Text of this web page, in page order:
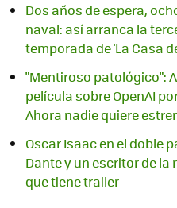
Dos años de espera,
naval: así arranca la
temporada de 'La Casa
"Mentiroso patológico":
película sobre OpenAI
Ahora nadie quiere
Oscar Isaac en el doble
Dante y un escritor de la
que tiene trailer